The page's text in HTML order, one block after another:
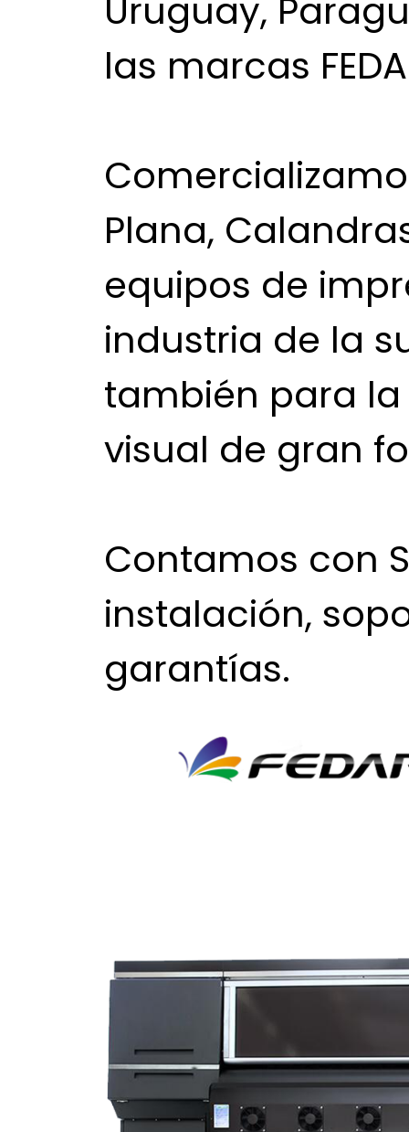
Uruguay,
las marcas
Plana,
equipos de
industria de la
también para
visual de gran
Contamos con
instalación,
garantías.